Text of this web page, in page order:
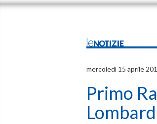
leNOTIZIE
mercoledì 15 aprile
Primo